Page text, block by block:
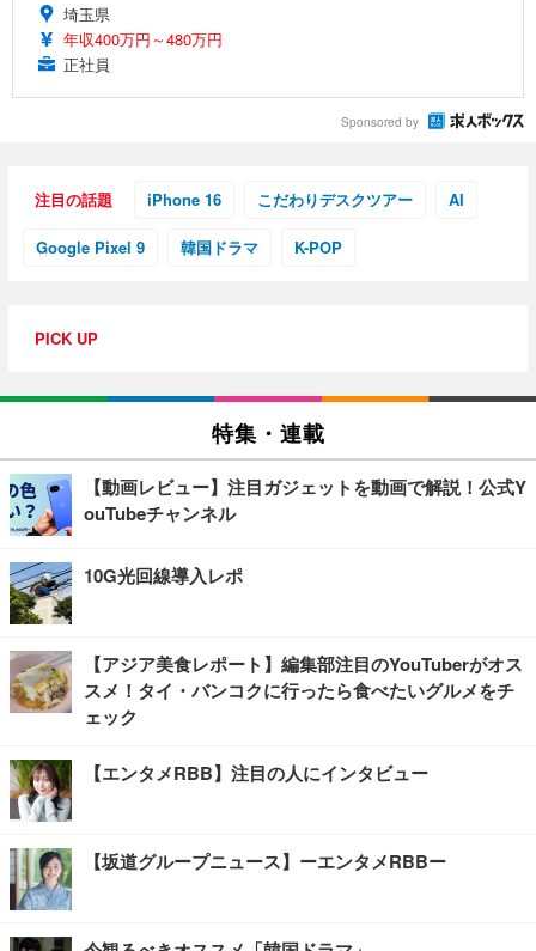
埼玉県
年収400万円～480万円
正社員
Sponsored by
注目の話題 iPhone 16 こだわりデスクツアー AI
Google Pixel 9 韓国ドラマ K-POP
PICK UP
特集・連載
【動画レビュー】注目ガジェットを動画で解説！公式Y
ouTubeチャンネル
10G光回線導入レポ
【アジア美食レポート】編集部注目のYouTuberがオス
スメ！タイ・バンコクに行ったら食べたいグルメをチ
ェック
【エンタメRBB】注目の人にインタビュー
【坂道グループニュース】ーエンタメRBBー